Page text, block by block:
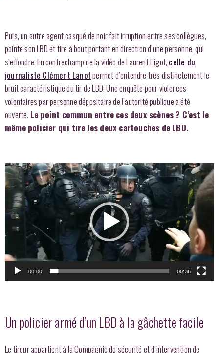
Puis, un autre agent casqué de noir fait irruption entre ses collègues,
pointe son LBD et tire à bout portant en direction d’une personne, qui
s’effondre. En contrechamp de la vidéo de Laurent Bigot, celle du
journaliste Clément Lanotpermet d’entendre très distinctement le
bruit caractéristique du tir de LBD. Une enquête pour violences
volontaires par personne dépositaire de l’autorité publique a été
ouverte. Le point commun entre ces deux scènes ? C’est le
même policier qui tire les deux cartouches de LBD.
Lecteur
vidéo
00:00 00:36
Un policier armé d’un LBD à la gâchette facile
Le tireur appartient à la Compagnie de sécurité et d’intervention de